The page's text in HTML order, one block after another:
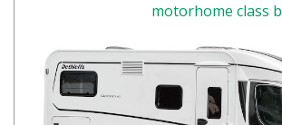
motorhome class b